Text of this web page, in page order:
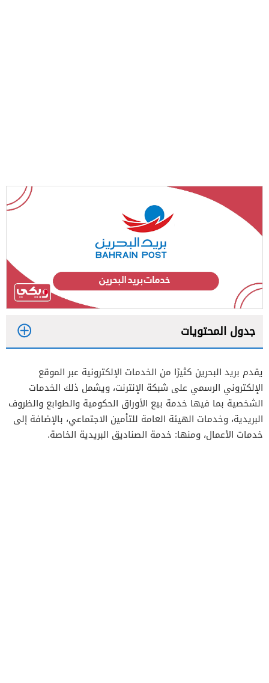
جدول المحتويات
2
يقدم بريد البحرين كثيرًا من الخدمات الإلكترونية عبر الموقع
الإلكتروني الرسمي على شبكة الإنترنت، ويشمل ذلك الخدمات
الشخصية بما فيها خدمة بيع الأوراق الحكومية والطوابع والظروف
البريدية، وخدمات الهيئة العامة للتأمين الاجتماعي، بالإضافة إلى
خدمات الأعمال، ومنها: خدمة الصناديق البريدية الخاصة.